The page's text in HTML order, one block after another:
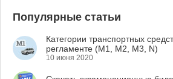
Популярные статьи
Категории транспортных
регламенте (M1, M2, M3, N)
10 июня 2020